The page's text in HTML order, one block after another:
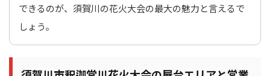
できるのが、須賀川の花火大会の最大の魅力と言えるで
しょう。